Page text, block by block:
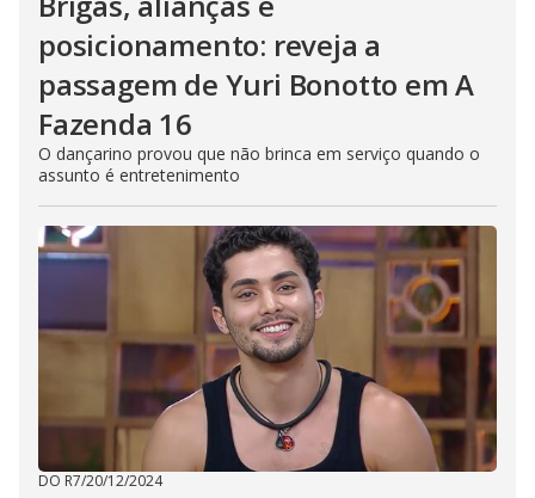
posicionamento: reveja a
passagem de Yuri Bonotto em A
Fazenda 16
O dançarino provou que não brinca em serviço quando o
assunto é entretenimento
DO R7/20/12/2024